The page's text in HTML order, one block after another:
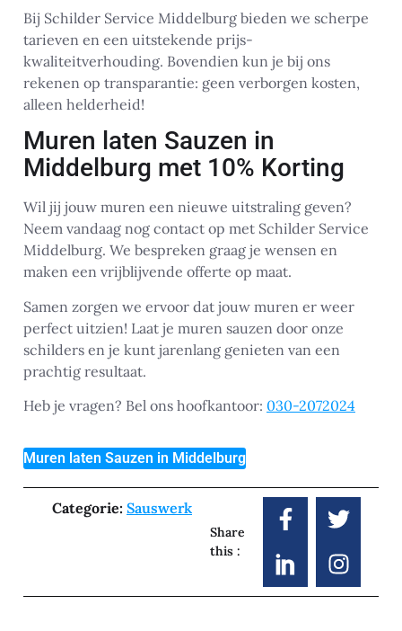
Bij Schilder Service Middelburg bieden we scherpe
tarieven en een uitstekende prijs-
kwaliteitverhouding. Bovendien kun je bij ons
rekenen op transparantie: geen verborgen kosten,
alleen helderheid!
Muren laten Sauzen in
Middelburg met 10% Korting
Wil jij jouw muren een nieuwe uitstraling geven?
Neem vandaag nog contact op met Schilder Service
Middelburg. We bespreken graag je wensen en
maken een vrijblijvende offerte op maat.
Samen zorgen we ervoor dat jouw muren er weer
perfect uitzien! Laat je muren sauzen door onze
schilders en je kunt jarenlang genieten van een
prachtig resultaat.
Heb je vragen? Bel ons hoofkantoor: 030-2072024
Muren laten Sauzen in Middelburg
Categorie: Sauswerk
Share
this :